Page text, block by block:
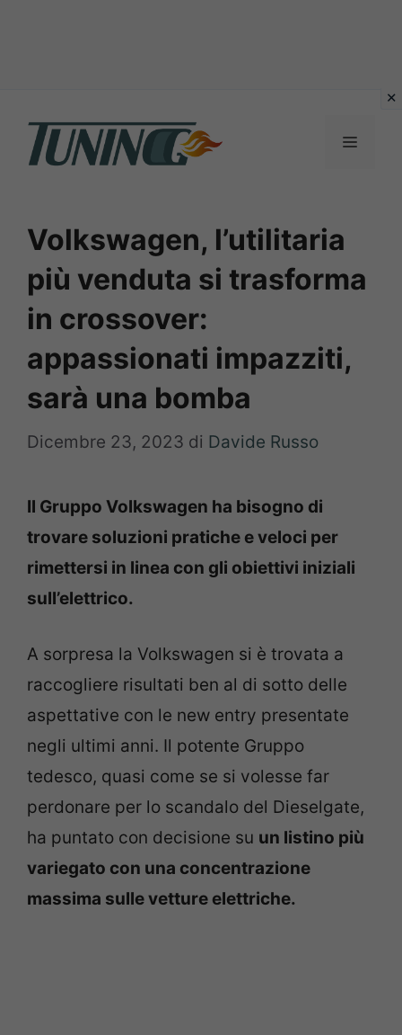
contenuto
Menu
Volkswagen, l’utilitaria
più venduta si trasforma
in crossover:
appassionati impazziti,
sarà una bomba
Dicembre 23, 2023 di Davide Russo
Il Gruppo Volkswagen ha bisogno di
trovare soluzioni pratiche e veloci per
rimettersi in linea con gli obiettivi iniziali
sull’elettrico.
A sorpresa la Volkswagen si è trovata a
raccogliere risultati ben al di sotto delle
aspettative con le new entry presentate
negli ultimi anni. Il potente Gruppo
tedesco, quasi come se si volesse far
perdonare per lo scandalo del Dieselgate,
ha puntato con decisione su un listino più
variegato con una concentrazione
massima sulle vetture elettriche.